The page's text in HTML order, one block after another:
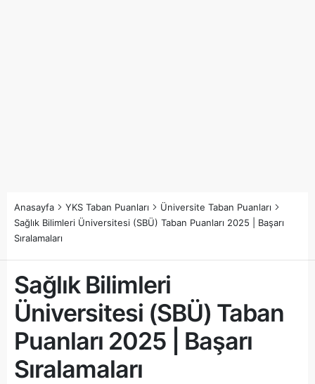
Anasayfa YKS Taban Puanları
Üniversite Taban Puanları
Sağlık Bilimleri Üniversitesi (SBÜ) Taban Puanları 2025 | Başarı
Sıralamaları
Sağlık Bilimleri
Üniversitesi (SBÜ) Taban
Puanları 2025 | Başarı
Sıralamaları